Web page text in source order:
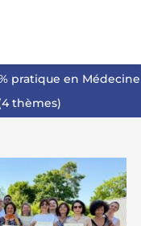
pratique en Médecine
thèmes)